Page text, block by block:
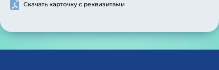
Скачать карточку с реквизитами